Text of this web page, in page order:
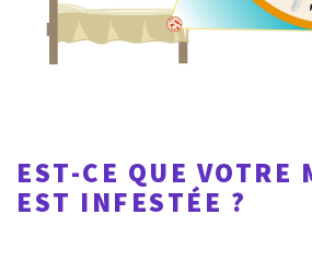
EST-CE QUE VOTRE
EST INFESTÉE ?